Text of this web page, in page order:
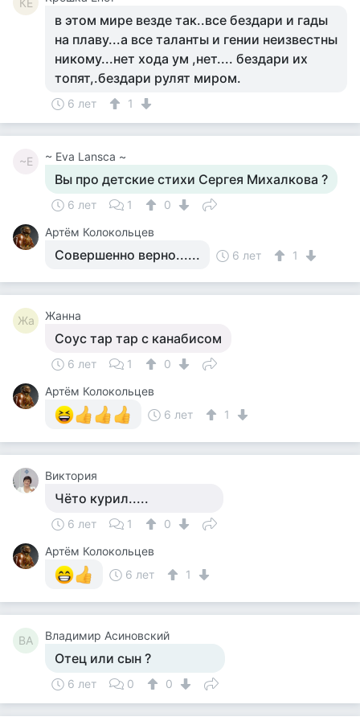
КЕ
в этом мире везде так..все бездари и гады
на плаву...а все таланты и гении неизвестны
никому...нет хода ум ,нет.... бездари их
топят,.бездари рулят миром.
6 лет 1
~E ~ Eva Lansca ~
Вы про детские стихи Сергея Михалкова ?
6 лет 1
0
Артём Колокольцев
Совершенно верно...... 6 лет 1
Жа Жанна
Соус тар тар с канабисом
6 лет 1
0
Артём Колокольцев
6 лет
1
Виктория
Чёто курил.....
6 лет 1
0
Артём Колокольцев
6 лет
1
ВА Владимир Асиновский
Отец или сын ?
6 лет 0 0